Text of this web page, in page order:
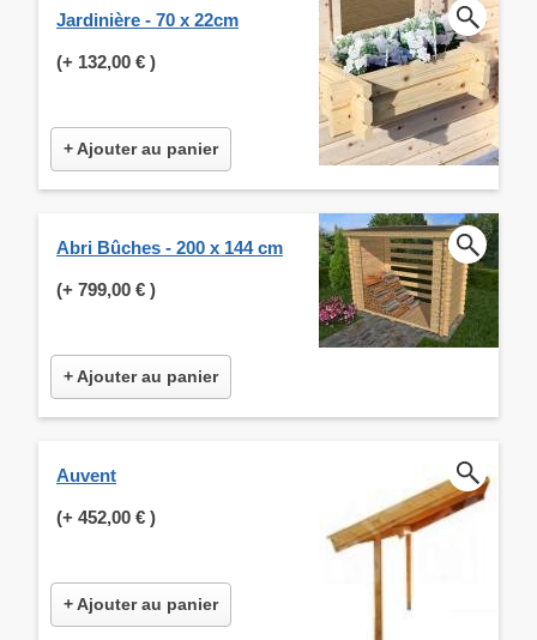
Jardinière - 70 x 22cm
(+ 132,00 € )
+ Ajouter au panier
Abri Bûches - 200 x 144 cm
(+ 799,00 € )
+ Ajouter au panier
Auvent
(+ 452,00 € )
+ Ajouter au panier